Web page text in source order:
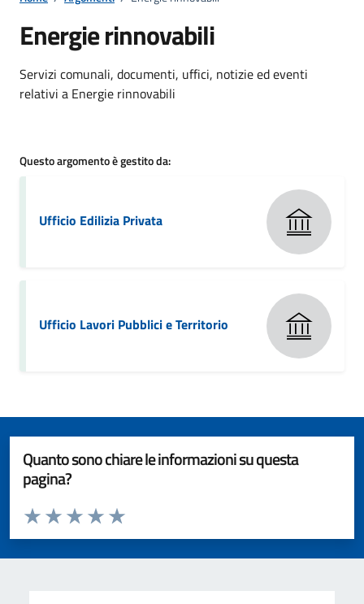
Energie rinnovabili
Dettagli della notizia
Servizi comunali, documenti, uffici, notizie ed eventi
relativi a Energie rinnovabili
Questo argomento è gestito da:
Ufficio Edilizia Privata
Ufficio Lavori Pubblici e Territorio
Quanto sono chiare le informazioni su questa
pagina?
Valuta da 1 a 5 stelle la pagina
Valuta 5 stelle su 5
Valuta 4 stelle su 5
Valuta 3 stelle su 5
Valuta 2 stelle su 5
Valuta 1 stelle su 5